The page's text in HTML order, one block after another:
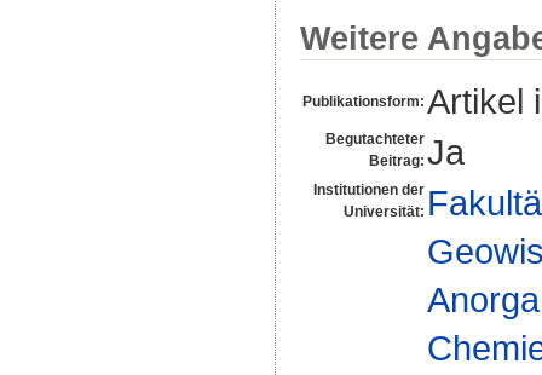
Weitere
Publikationsform: Artikel
Begutachteter
Beitrag: Ja
Institutionen der
Universität: